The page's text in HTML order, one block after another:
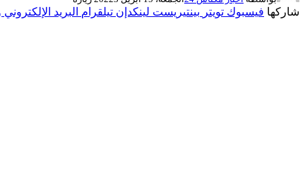
شاركها فيسبوك تويتر بينتيريست لينكدإن تيلقرام البريد الإلكتروني